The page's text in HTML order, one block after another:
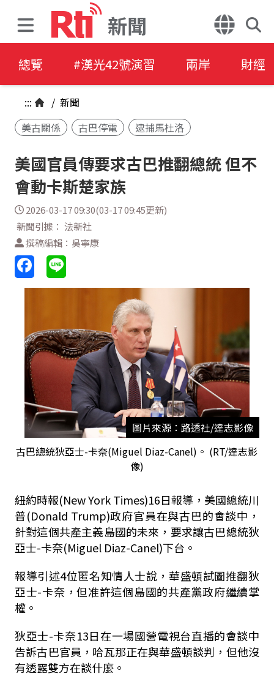
新聞
總覽 #漢光42號演習 兩岸 財經
::: / 新聞
美古關係
古巴停電 逮捕馬杜洛
美國官員傳要求古巴推翻總統 但不
會動卡斯楚家族
2026-03-17 09:30(03-17 09:45更新)
新聞引據： 法新社
撰稿編輯：吳寧康
圖片來源：路透社/達志影像
古巴總統狄亞士-卡奈(Miguel Diaz-Canel)。 (RT/達志影
像)
紐約時報(New York Times)16日報導，美國總統川
普(Donald Trump)政府官員在與古巴的會談中，
針對這個共產主義島國的未來，要求讓古巴總統狄
亞士-卡奈(Miguel Diaz-Canel)下台。
報導引述4位匿名知情人士說，華盛頓試圖推翻狄
亞士-卡奈，但准許這個島國的共產黨政府繼續掌
權。
狄亞士-卡奈13日在一場國營電視台直播的會談中
告訴古巴官員，哈瓦那正在與華盛頓談判，但他沒
有透露雙方在談什麼。